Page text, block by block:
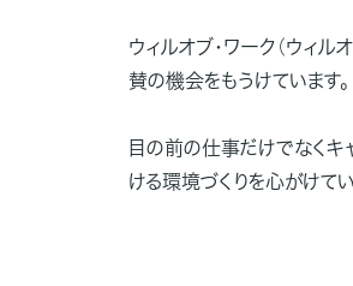
ウィルオブ・ワーク（ウィ
賛の機会をもうけています。
目の前の仕事だけでなくキ
ける環境づくりを心がけてい